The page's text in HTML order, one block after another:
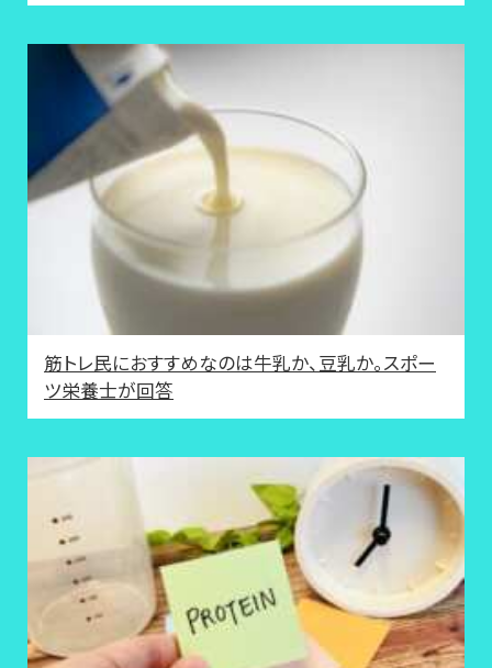
筋トレ民におすすめなのは牛乳か、豆乳か。スポー
ツ栄養士が回答